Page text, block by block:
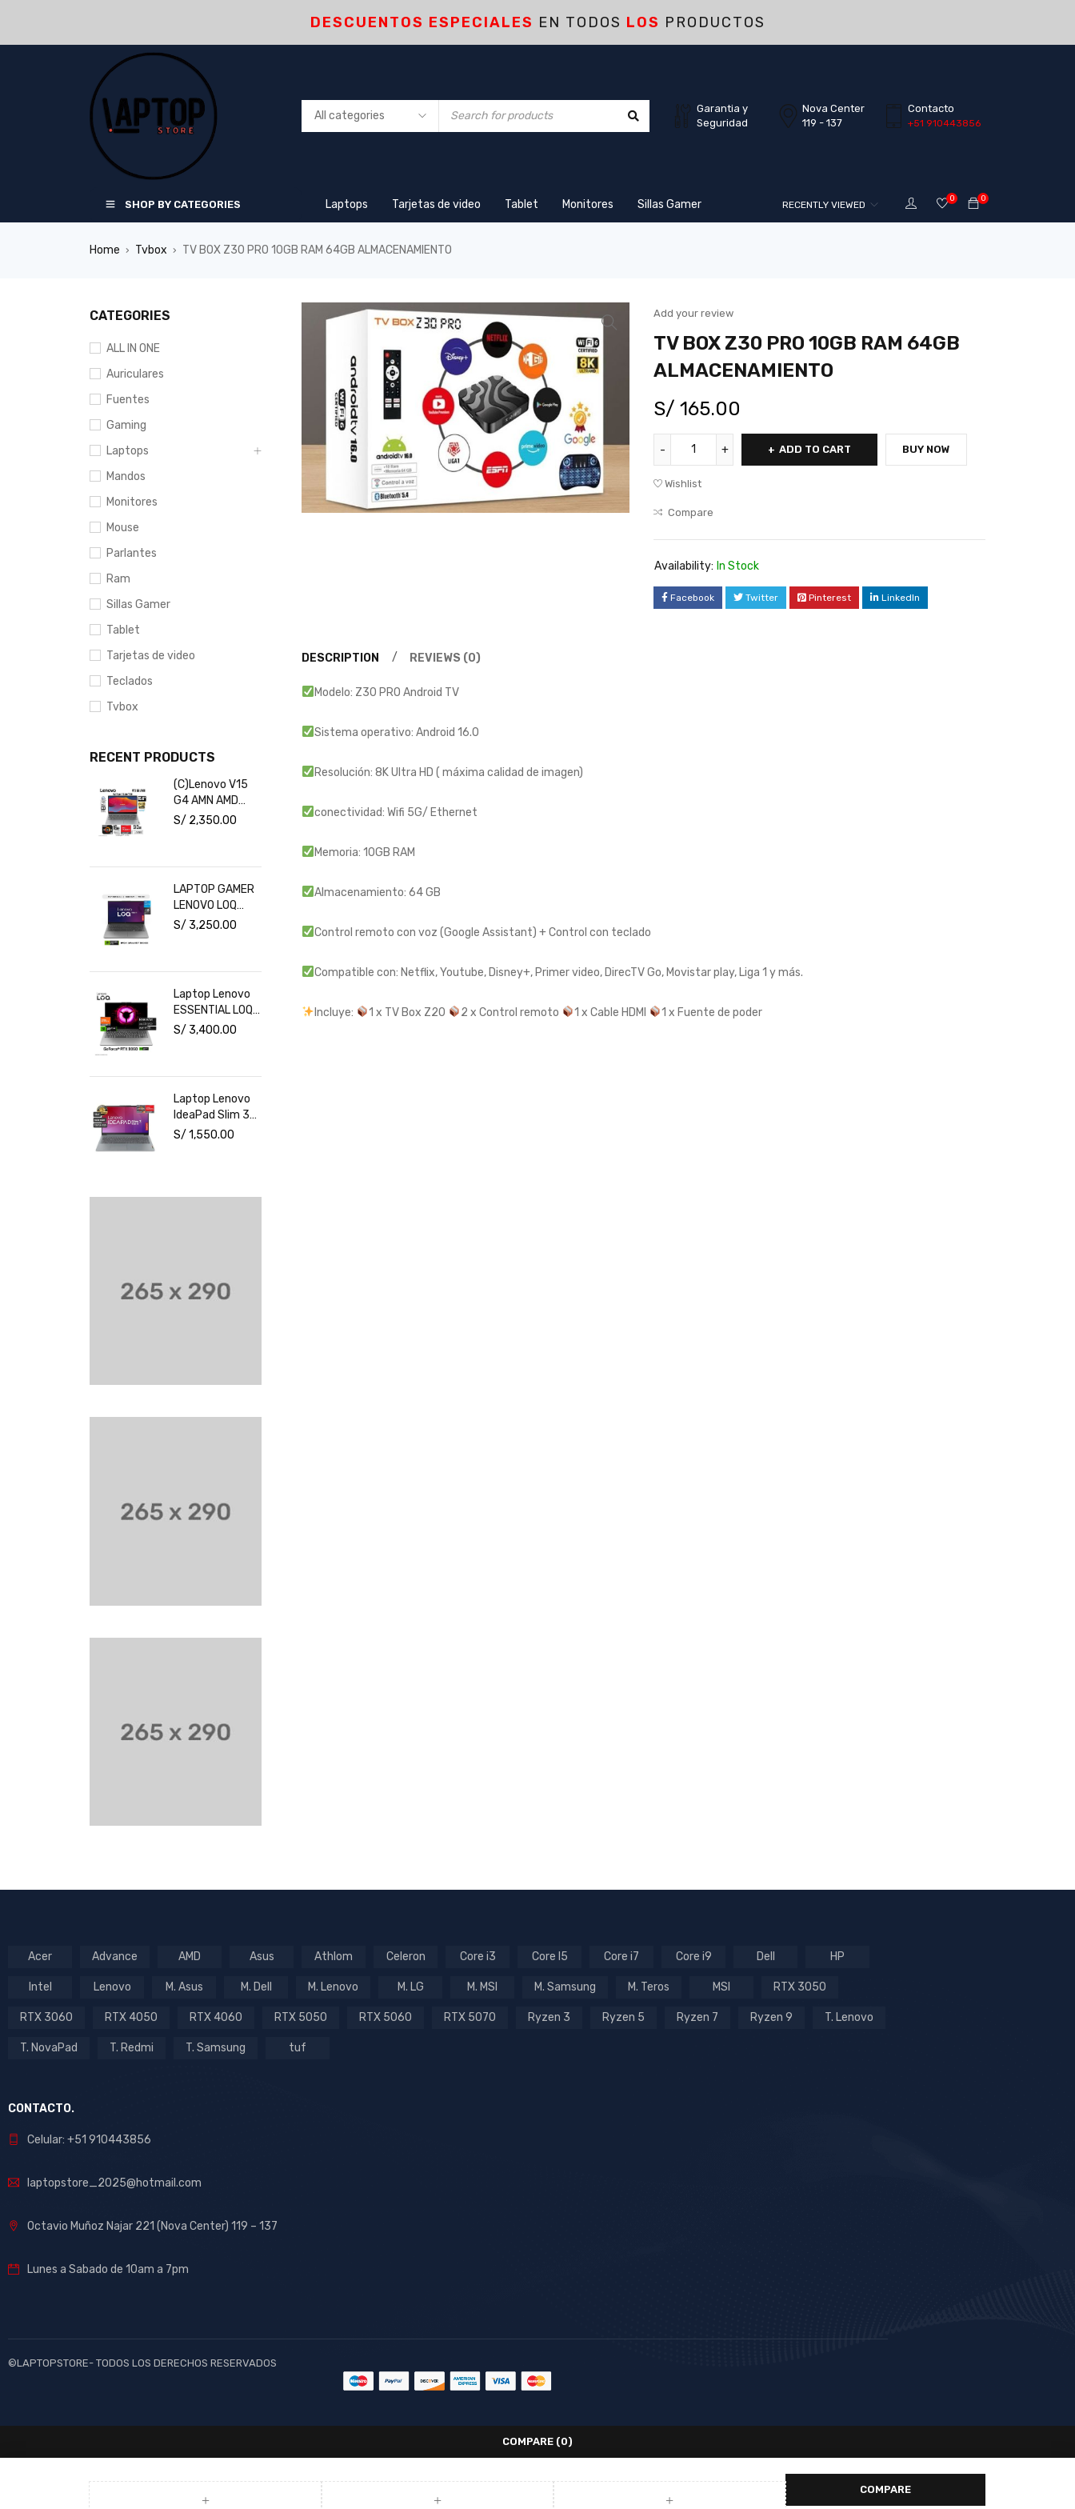
DESCUENTOS ESPECIALES EN TODOS LOS PRODUCTOS
Garantia y
Seguridad
Nova Center
119 - 137
Contacto
+51 910443856
SHOP BY CATEGORIES Laptops Tarjetas de video Tablet Monitores Sillas Gamer 0
0
RECENTLY VIEWED
Home › Tvbox › TV BOX Z30 PRO 10GB RAM 64GB ALMACENAMIENTO
CATEGORIES
ALL IN ONE
Auriculares
Fuentes
Gaming
Laptops
Mandos
Monitores
Mouse
Parlantes
Ram
Sillas Gamer
Tablet
Tarjetas de video
Teclados
Tvbox
RECENT PRODUCTS
(C)Lenovo V15
G4 AMN AMD
Ryzen 5-7520U
FHD Free Dos
S/ 2,350.00
LAPTOP GAMER
LENOVO LOQ
INTEL CORE I5
6GB 15.6" FHD
S/ 3,250.00
Laptop Lenovo
ESSENTIAL LOQ
15ARP10E Ryzen
512GB SSD
3050 6GB 15.6"
FHD Windows 11
S/ 3,400.00
Laptop Lenovo
IdeaPad Slim 3
15AMN8 15.6"
S/ 1,550.00
Add your review
TV BOX Z30 PRO 10GB RAM 64GB
ALMACENAMIENTO
S/ 165.00
ADD TO CART BUY NOW
Wishlist
Compare
Availability: In Stock
Facebook Twitter Pinterest LinkedIn
DESCRIPTION REVIEWS (0)
Modelo: Z30 PRO Android TV
Sistema operativo: Android 16.0
Resolución: 8K Ultra HD ( máxima calidad de imagen)
conectividad: Wifi 5G/ Ethernet
Memoria: 10GB RAM
Almacenamiento: 64 GB
Control remoto con voz (Google Assistant) + Control con teclado
Compatible con: Netflix, Youtube, Disney+, Primer video, DirecTV Go, Movistar play, Liga 1 y más.
Incluye: 1 x TV Box Z20 2 x Control remoto 1 x Cable HDMI 1 x Fuente de poder
Acer Advance AMD Asus Athlom Celeron Core i3 Core I5 Core i7 Core i9 Dell HP
Intel Lenovo M. Asus M. Dell M. Lenovo M. LG M. MSI M. Samsung M. Teros MSI RTX 3050
RTX 3060 RTX 4050 RTX 4060 RTX 5050 RTX 5060 RTX 5070 Ryzen 3 Ryzen 5 Ryzen 7 Ryzen 9 T. Lenovo
T. NovaPad T. Redmi T. Samsung tuf
CONTACTO.
Celular: +51 910443856
laptopstore_2025@hotmail.com
Octavio Muñoz Najar 221 (Nova Center) 119 – 137
Lunes a Sabado de 10am a 7pm
©LAPTOPSTORE- TODOS LOS DERECHOS RESERVADOS
COMPARE (0)
COMPARE